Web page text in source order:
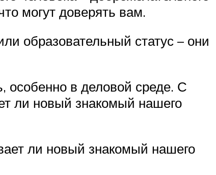
могут доверять вам.
образовательный статус – они
особенно в деловой среде. С
ли новый знакомый нашего
ли новый знакомый нашего